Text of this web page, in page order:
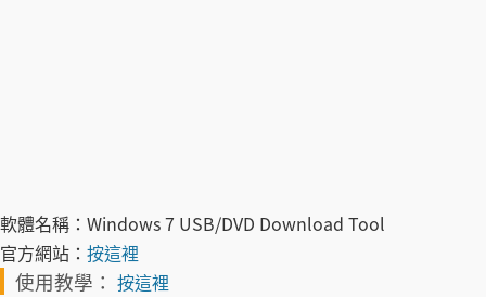
軟體名稱： Windows 7 USB/DVD Download Tool
官方網站： 按這裡
使用教學： 按這裡